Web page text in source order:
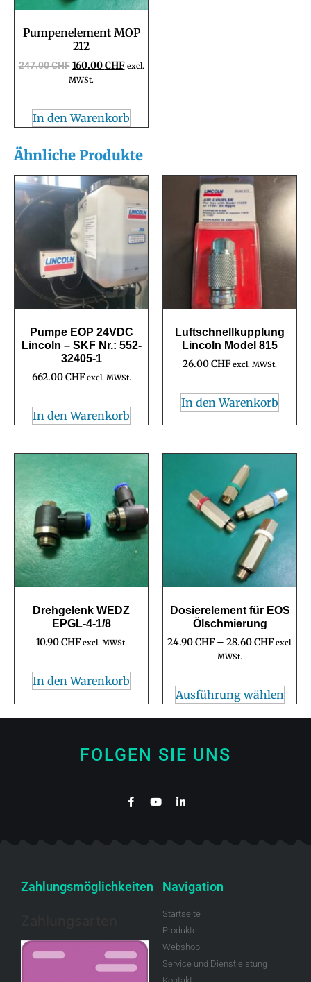
Pumpenelement MOP
212
247.00CHF 160.00CHF excl.
MWSt.
In den Warenkorb
Ähnliche Produkte
Pumpe EOP 24VDC
Lincoln – SKF Nr.: 552-
32405-1
662.00CHF excl. MWSt.
In den Warenkorb
Luftschnellkupplung
Lincoln Model 815
26.00CHF excl. MWSt.
In den Warenkorb
Drehgelenk WEDZ
EPGL-4-1/8
10.90CHF excl. MWSt.
In den Warenkorb
Dosierelement für EOS
Ölschmierung
24.90CHF – 28.60CHF excl.
MWSt.
Ausführung wählen
FOLGEN SIE UNS
Zahlungsmöglichkeiten Navigation
Startseite
Produkte
Webshop
Service und Dienstleistung
Kontakt